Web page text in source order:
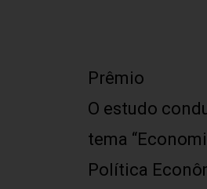
Prêmio
O estudo
tema
Política